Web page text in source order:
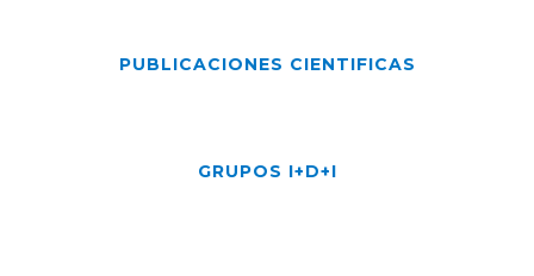
PUBLICACIONES CIENTIFICAS
GRUPOS I+D+I